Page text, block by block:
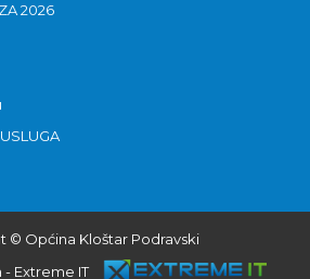
2026
© Općina Kloštar Podravski
- Extreme IT